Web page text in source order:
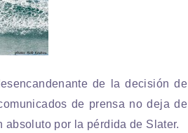
de la decisión de
de prensa no deja de
por la pérdida de Slater.